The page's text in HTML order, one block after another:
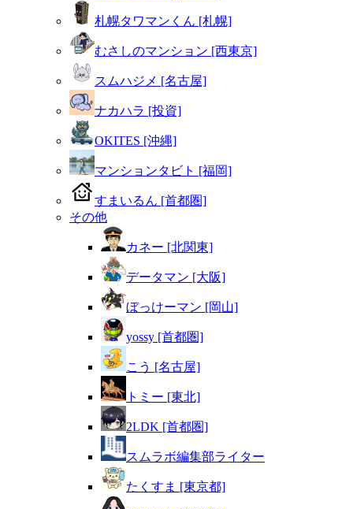
札幌タワマンくん [札幌]
むさしのマンション [西東京]
スムハジメ [名古屋]
ナカハラ [投資]
OKITES [沖縄]
マンションタビト [福岡]
すまいるん [首都圏]
その他
カネー [北関東]
データマン [大阪]
ぼっけーマン [岡山]
yossy [首都圏]
こう [名古屋]
トミー [東北]
2LDK [首都圏]
スムラボ編集部ライター
たくすま [東京都]